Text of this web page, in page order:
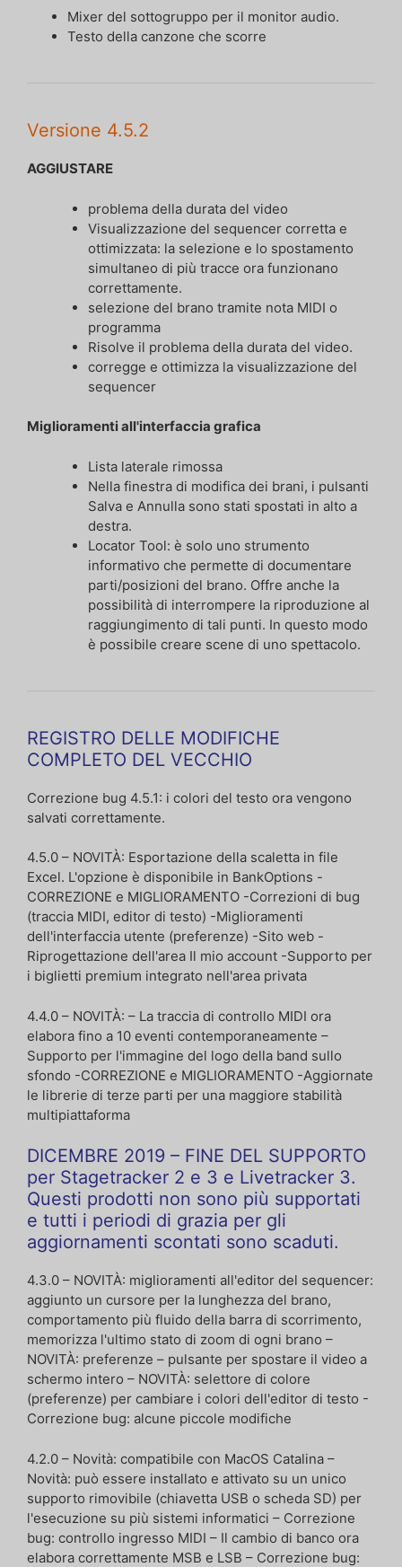
Mixer del sottogruppo per il monitor audio.
Testo della canzone che scorre
Versione 4.5.2
AGGIUSTARE
problema della durata del video
Visualizzazione del sequencer corretta e
ottimizzata: la selezione e lo spostamento
simultaneo di più tracce ora funzionano
correttamente.
selezione del brano tramite nota MIDI o
programma
Risolve il problema della durata del video.
corregge e ottimizza la visualizzazione del
sequencer
Miglioramenti all'interfaccia grafica
Lista laterale rimossa
Nella finestra di modifica dei brani, i pulsanti
Salva e Annulla sono stati spostati in alto a
destra.
Locator Tool: è solo uno strumento
informativo che permette di documentare
parti/posizioni del brano. Offre anche la
possibilità di interrompere la riproduzione al
raggiungimento di tali punti. In questo modo
è possibile creare scene di uno spettacolo.
REGISTRO DELLE MODIFICHE
COMPLETO DEL VECCHIO
Correzione bug 4.5.1: i colori del testo ora vengono
salvati correttamente.
4.5.0 – NOVITÀ: Esportazione della scaletta in file
Excel. L'opzione è disponibile in BankOptions -
CORREZIONE e MIGLIORAMENTO -Correzioni di bug
(traccia MIDI, editor di testo) -Miglioramenti
dell'interfaccia utente (preferenze) -Sito web -
Riprogettazione dell'area Il mio account -Supporto per
i biglietti premium integrato nell'area privata
4.4.0 – NOVITÀ: – La traccia di controllo MIDI ora
elabora fino a 10 eventi contemporaneamente –
Supporto per l'immagine del logo della band sullo
sfondo -CORREZIONE e MIGLIORAMENTO -Aggiornate
le librerie di terze parti per una maggiore stabilità
multipiattaforma
DICEMBRE 2019 – FINE DEL SUPPORTO
per Stagetracker 2 e 3 e Livetracker 3.
Questi prodotti non sono più supportati
e tutti i periodi di grazia per gli
aggiornamenti scontati sono scaduti.
4.3.0 – NOVITÀ: miglioramenti all'editor del sequencer:
aggiunto un cursore per la lunghezza del brano,
comportamento più fluido della barra di scorrimento,
memorizza l'ultimo stato di zoom di ogni brano –
NOVITÀ: preferenze – pulsante per spostare il video a
schermo intero – NOVITÀ: selettore di colore
(preferenze) per cambiare i colori dell'editor di testo -
Correzione bug: alcune piccole modifiche
4.2.0 – Novità: compatibile con MacOS Catalina –
Novità: può essere installato e attivato su un unico
supporto rimovibile (chiavetta USB o scheda SD) per
l'esecuzione su più sistemi informatici – Correzione
bug: controllo ingresso MIDI – Il cambio di banco ora
elabora correttamente MSB e LSB – Correzione bug: